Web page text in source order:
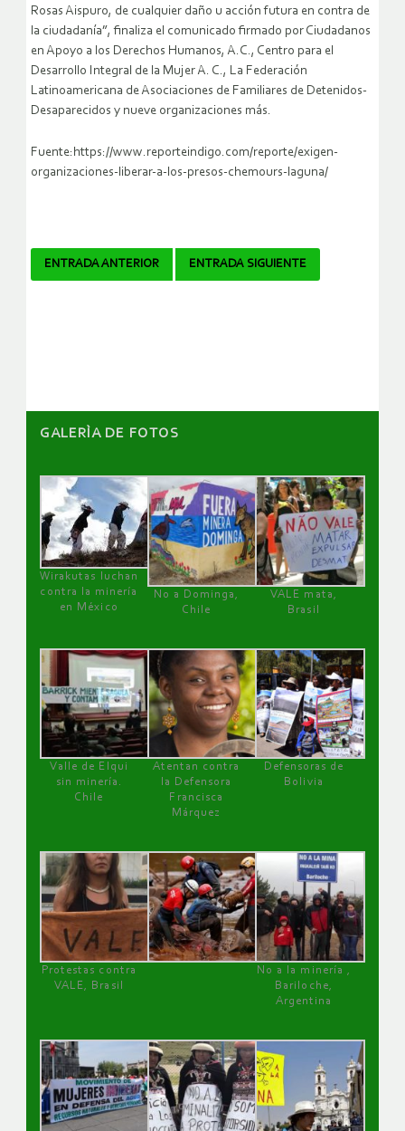
Rosas Aispuro, de cualquier daño u acción futura en contra de
la ciudadanía”, finaliza el comunicado firmado por Ciudadanos
en Apoyo a los Derechos Humanos, A.C., Centro para el
Desarrollo Integral de la Mujer A. C., La Federación
Latinoamericana de Asociaciones de Familiares de Detenidos-
Desaparecidos y nueve organizaciones más.
Fuente:https://www.reporteindigo.com/reporte/exigen-
organizaciones-liberar-a-los-presos-chemours-laguna/
Navegador
ENTRADA ANTERIOR ENTRADA SIGUIENTE
GALERÌA DE FOTOS
Wirakutas luchan
contra la minería
en México
No a Dominga,
Chile
VALE mata,
Brasil
Valle de Elqui
sin minería.
Chile
Atentan contra
la Defensora
Francisca
Márquez
Defensoras de
Bolivia
Protestas contra
VALE, Brasil
No a la minería ,
Bariloche,
Argentina